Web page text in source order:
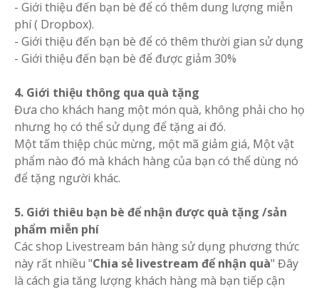
- Giới thiệu đến bạn bè để có thêm dung lượng miễn
phí ( Dropbox).
- Giới thiệu đến bạn bè để có thêm thười gian sử dụng
- Giới thiệu đến bạn bè để được giảm 30%
4. Giới thiệu thông qua quà tặng
Đưa cho khách hang một món quà, không phải cho họ
nhưng họ có thể sử dụng để tặng ai đó.
Một tấm thiệp chúc mừng, một mã giảm giá, Một vật
phẩm nào đó mà khách hàng của bạn có thể dùng nó
để tặng người khác.
5. Giới thiêu bạn bè để nhận được quà tặng /sản
phẩm miễn phí
Các shop Livestream bán hàng sử dụng phương thức
này rất nhiều "Chia sẻ livestream để nhận quà" Đây
là cách gia tăng lượng khách hàng mà bạn tiếp cận